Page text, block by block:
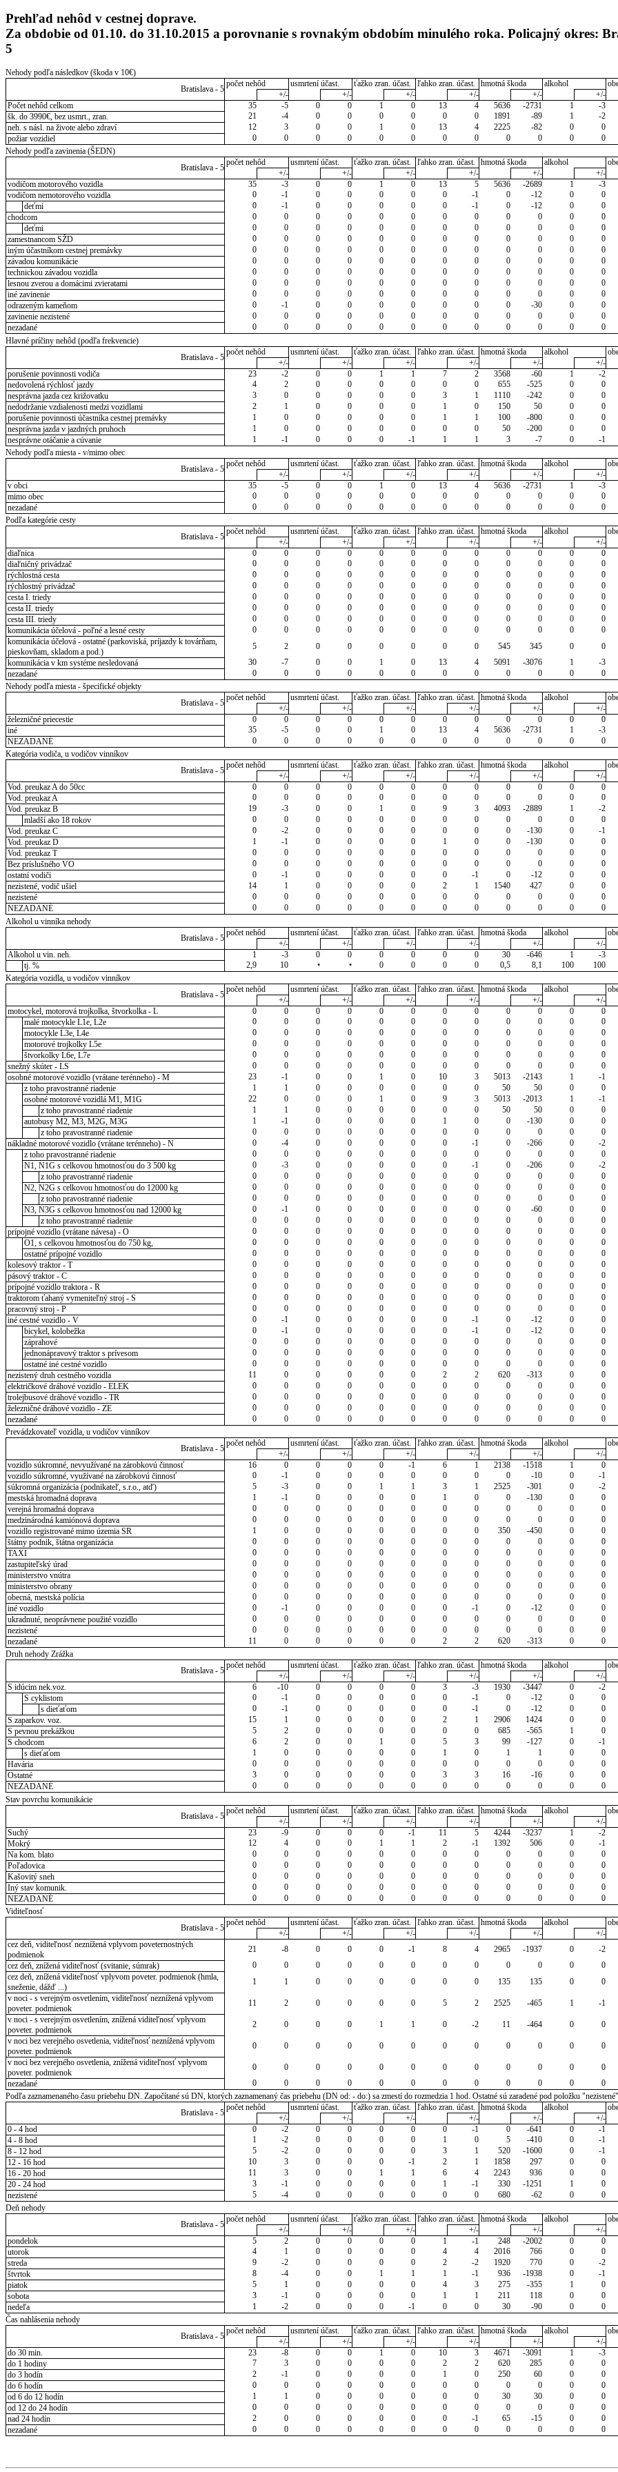
Prehľad nehôd v cestnej doprave.
Za obdobie od 01.10. do 31.10.2015 a porovnanie s rovnakým obdobím minulého roka. Policajný okres:
5
Nehody podľa následkov (škoda v 10€)
Bratislava - 5
počet nehôd usmrtení účast. ťažko zran. účast. ľahko zran. účast. hmotná škoda alkohol
+/-
+/- +/- +/- +/- +/-
Počet nehôd celkom
35 -5 0 0 1 0 13 4 5636 -2731 1 -3
šk. do 3990€, bez usmrt., zran.
21 -4 0 0 0 0 0 0 1891 -89 1 -2
neh. s násl. na živote alebo zdraví
12 3 0 0 1 0 13 4 2225 -82 0 0
požiar vozidiel
0 0 0 0 0 0 0 0 0 0 0 0
Nehody podľa zavinenia (ŠEDN)
Bratislava - 5
počet nehôd usmrtení účast. ťažko zran. účast. ľahko zran. účast. hmotná škoda alkohol
+/-
+/- +/- +/- +/- +/-
vodičom motorového vozidla
35 -3 0 0 1 0 13 5 5636 -2689 1 -3
vodičom nemotorového vozidla
0 -1 0 0 0 0 0 -1 0 -12 0 0
deťmi
0 -1 0 0 0 0 0 -1 0 -12 0 0
chodcom
0 0 0 0 0 0 0 0 0 0 0 0
deťmi
0 0 0 0 0 0 0 0 0 0 0 0
zamestnancom SŽD
0 0 0 0 0 0 0 0 0 0 0 0
iným účastníkom cestnej premávky
0 0 0 0 0 0 0 0 0 0 0 0
závadou komunikácie
0 0 0 0 0 0 0 0 0 0 0 0
technickou závadou vozidla
0 0 0 0 0 0 0 0 0 0 0 0
lesnou zverou a domácimi zvieratami
0 0 0 0 0 0 0 0 0 0 0 0
iné zavinenie
0 0 0 0 0 0 0 0 0 0 0 0
odrazeným kameňom
0 -1 0 0 0 0 0 0 0 -30 0 0
zavinenie nezistené
0 0 0 0 0 0 0 0 0 0 0 0
nezadané
0 0 0 0 0 0 0 0 0 0 0 0
Hlavné príčiny nehôd (podľa frekvencie)
Bratislava - 5
počet nehôd usmrtení účast. ťažko zran. účast. ľahko zran. účast. hmotná škoda alkohol
+/-
+/- +/- +/- +/- +/-
porušenie povinnosti vodiča
23 -2 0 0 1 1 7 2 3568 -60 1 -2
nedovolená rýchlosť jazdy
4 2 0 0 0 0 0 0 655 -525 0 0
nesprávna jazda cez križovatku
3 0 0 0 0 0 3 1 1110 -242 0 0
nedodržanie vzdialenosti medzi vozidlami
2 1 0 0 0 0 1 0 150 50 0 0
porušenie povinnosti účastníka cestnej premávky
1 0 0 0 0 0 1 1 100 -800 0 0
nesprávna jazda v jazdných pruhoch
1 0 0 0 0 0 0 0 50 -200 0 0
nesprávne otáčanie a cúvanie
1 -1 0 0 0 -1 1 1 3 -7 0 -1
Nehody podľa miesta - v/mimo obec
Bratislava - 5
počet nehôd usmrtení účast. ťažko zran. účast. ľahko zran. účast. hmotná škoda alkohol
+/-
+/- +/- +/- +/- +/-
v obci
35 -5 0 0 1 0 13 4 5636 -2731 1 -3
mimo obec
0 0 0 0 0 0 0 0 0 0 0 0
nezadané
0 0 0 0 0 0 0 0 0 0 0 0
Podľa kategórie cesty
Bratislava - 5
počet nehôd usmrtení účast. ťažko zran. účast. ľahko zran. účast. hmotná škoda alkohol
+/-
+/- +/- +/- +/- +/-
diaľnica
0 0 0 0 0 0 0 0 0 0 0 0
diaľničný privádzač
0 0 0 0 0 0 0 0 0 0 0 0
rýchlostná cesta
0 0 0 0 0 0 0 0 0 0 0 0
rýchlostný privádzač
0 0 0 0 0 0 0 0 0 0 0 0
cesta I. triedy
0 0 0 0 0 0 0 0 0 0 0 0
cesta II. triedy
0 0 0 0 0 0 0 0 0 0 0 0
cesta III. triedy
0 0 0 0 0 0 0 0 0 0 0 0
komunikácia účelová - poľné a lesné cesty
0 0 0 0 0 0 0 0 0 0 0 0
komunikácia účelová - ostatné (parkoviská, príjazdy k továrňam,
pieskovňam, skladom a pod.)
5 2 0 0 0 0 0 0 545 345 0 0
komunikácia v km systéme nesledovaná
30 -7 0 0 1 0 13 4 5091 -3076 1 -3
nezadané
0 0 0 0 0 0 0 0 0 0 0 0
Nehody podľa miesta - špecifické objekty
Bratislava - 5
počet nehôd usmrtení účast. ťažko zran. účast. ľahko zran. účast. hmotná škoda alkohol
+/-
+/- +/- +/- +/- +/-
železničné priecestie
0 0 0 0 0 0 0 0 0 0 0 0
iné
35 -5 0 0 1 0 13 4 5636 -2731 1 -3
NEZADANÉ
0 0 0 0 0 0 0 0 0 0 0 0
Kategória vodiča, u vodičov vinníkov
Bratislava - 5
počet nehôd usmrtení účast. ťažko zran. účast. ľahko zran. účast. hmotná škoda alkohol
+/-
+/- +/- +/- +/- +/-
Vod. preukaz A do 50cc
0 0 0 0 0 0 0 0 0 0 0 0
Vod. preukaz A
0 0 0 0 0 0 0 0 0 0 0 0
Vod. preukaz B
19 -3 0 0 1 0 9 3 4093 -2889 1 -2
mladší ako 18 rokov
0 0 0 0 0 0 0 0 0 0 0 0
Vod. preukaz C
0 -2 0 0 0 0 0 0 0 -130 0 -1
Vod. preukaz D
1 -1 0 0 0 0 1 0 0 -130 0 0
Vod. preukaz T
0 0 0 0 0 0 0 0 0 0 0 0
Bez príslušného VO
0 0 0 0 0 0 0 0 0 0 0 0
ostatní vodiči
0 -1 0 0 0 0 0 -1 0 -12 0 0
nezistené, vodič ušiel
14 1 0 0 0 0 2 1 1540 427 0 0
nezistené
0 0 0 0 0 0 0 0 0 0 0 0
NEZADANÉ
0 0 0 0 0 0 0 0 0 0 0 0
Alkohol u vinníka nehody
Bratislava - 5
počet nehôd usmrtení účast. ťažko zran. účast. ľahko zran. účast. hmotná škoda alkohol
+/-
+/- +/- +/- +/- +/-
Alkohol u vin. neh.
1 -3 0 0 0 0 0 0 30 -646 1 -3
tj. %
2,9 10 • • 0 0 0 0 0,5 8,1 100 100
Kategória vozidla, u vodičov vinníkov
Bratislava - 5
počet nehôd usmrtení účast. ťažko zran. účast. ľahko zran. účast. hmotná škoda alkohol
+/-
+/- +/- +/- +/- +/-
motocykel, motorová trojkolka, štvorkolka - L
0 0 0 0 0 0 0 0 0 0 0 0
malé motocykle L1e, L2e
0 0 0 0 0 0 0 0 0 0 0 0
motocykle L3e, L4e
0 0 0 0 0 0 0 0 0 0 0 0
motorové trojkolky L5e
0 0 0 0 0 0 0 0 0 0 0 0
štvorkolky L6e, L7e
0 0 0 0 0 0 0 0 0 0 0 0
snežný skúter - LS
0 0 0 0 0 0 0 0 0 0 0 0
osobné motorové vozidlo (vrátane terénneho) - M
23 -1 0 0 1 0 10 3 5013 -2143 1 -1
z toho pravostranné riadenie
1 1 0 0 0 0 0 0 50 50 0 0
osobné motorové vozidlá M1, M1G
22 0 0 0 1 0 9 3 5013 -2013 1 -1
z toho pravostranné riadenie
1 1 0 0 0 0 0 0 50 50 0 0
autobusy M2, M3, M2G, M3G
1 -1 0 0 0 0 1 0 0 -130 0 0
z toho pravostranné riadenie
0 0 0 0 0 0 0 0 0 0 0 0
nákladné motorové vozidlo (vrátane terénneho) - N
0 -4 0 0 0 0 0 -1 0 -266 0 -2
z toho pravostranné riadenie
0 0 0 0 0 0 0 0 0 0 0 0
N1, N1G s celkovou hmotnosťou do 3 500 kg
0 -3 0 0 0 0 0 -1 0 -206 0 -2
z toho pravostranné riadenie
0 0 0 0 0 0 0 0 0 0 0 0
N2, N2G s celkovou hmotnosťou do 12000 kg
0 0 0 0 0 0 0 0 0 0 0 0
z toho pravostranné riadenie
0 0 0 0 0 0 0 0 0 0 0 0
N3, N3G s celkovou hmotnosťou nad 12000 kg
0 -1 0 0 0 0 0 0 0 -60 0 0
z toho pravostranné riadenie
0 0 0 0 0 0 0 0 0 0 0 0
prípojné vozidlo (vrátane návesa) - O
0 0 0 0 0 0 0 0 0 0 0 0
O1, s celkovou hmotnosťou do 750 kg,
0 0 0 0 0 0 0 0 0 0 0 0
ostatné prípojné vozidlo
0 0 0 0 0 0 0 0 0 0 0 0
kolesový traktor - T
0 0 0 0 0 0 0 0 0 0 0 0
pásový traktor - C
0 0 0 0 0 0 0 0 0 0 0 0
prípojné vozidlo traktora - R
0 0 0 0 0 0 0 0 0 0 0 0
traktorom ťahaný vymeniteľný stroj - S
0 0 0 0 0 0 0 0 0 0 0 0
pracovný stroj - P
0 0 0 0 0 0 0 0 0 0 0 0
iné cestné vozidlo - V
0 -1 0 0 0 0 0 -1 0 -12 0 0
bicykel, kolobežka
0 -1 0 0 0 0 0 -1 0 -12 0 0
záprahové
0 0 0 0 0 0 0 0 0 0 0 0
jednonápravový traktor s prívesom
0 0 0 0 0 0 0 0 0 0 0 0
ostatné iné cestné vozidlo
0 0 0 0 0 0 0 0 0 0 0 0
nezistený druh cestného vozidla
11 0 0 0 0 0 2 2 620 -313 0 0
električkové dráhové vozidlo - ELEK
0 0 0 0 0 0 0 0 0 0 0 0
trolejbusové dráhové vozidlo - TR
0 0 0 0 0 0 0 0 0 0 0 0
železničné dráhové vozidlo - ZE
0 0 0 0 0 0 0 0 0 0 0 0
nezadané
0 0 0 0 0 0 0 0 0 0 0 0
Prevádzkovateľ vozidla, u vodičov vinníkov
Bratislava - 5
počet nehôd usmrtení účast. ťažko zran. účast. ľahko zran. účast. hmotná škoda alkohol
+/-
+/- +/- +/- +/- +/-
vozidlo súkromné, nevyužívané na zárobkovú činnosť
16 0 0 0 0 -1 6 1 2138 -1518 1 0
vozidlo súkromné, využívané na zárobkovú činnosť
0 -1 0 0 0 0 0 0 0 -10 0 -1
súkromná organizácia (podnikateľ, s.r.o., atď)
5 -3 0 0 1 1 3 1 2525 -301 0 -2
mestská hromadná doprava
1 -1 0 0 0 0 1 0 0 -130 0 0
verejná hromadná doprava
0 0 0 0 0 0 0 0 0 0 0 0
medzinárodná kamiónová doprava
0 0 0 0 0 0 0 0 0 0 0 0
vozidlo registrované mimo územia SR
1 0 0 0 0 0 0 0 350 -450 0 0
štátny podnik, štátna organizácia
0 0 0 0 0 0 0 0 0 0 0 0
TAXI
0 0 0 0 0 0 0 0 0 0 0 0
zastupiteľský úrad
0 0 0 0 0 0 0 0 0 0 0 0
ministerstvo vnútra
0 0 0 0 0 0 0 0 0 0 0 0
ministerstvo obrany
0 0 0 0 0 0 0 0 0 0 0 0
obecná, mestská polícia
0 0 0 0 0 0 0 0 0 0 0 0
iné vozidlo
0 -1 0 0 0 0 0 -1 0 -12 0 0
ukradnuté, neoprávnene použité vozidlo
0 0 0 0 0 0 0 0 0 0 0 0
nezistené
0 0 0 0 0 0 0 0 0 0 0 0
nezadané
11 0 0 0 0 0 2 2 620 -313 0 0
Druh nehody Zrážka
Bratislava - 5
počet nehôd usmrtení účast. ťažko zran. účast. ľahko zran. účast. hmotná škoda alkohol
+/-
+/- +/- +/- +/- +/-
S idúcim nek.voz.
6 -10 0 0 0 0 3 -3 1930 -3447 0 -2
S cyklistom
0 -1 0 0 0 0 0 -1 0 -12 0 0
s dieťaťom
0 -1 0 0 0 0 0 -1 0 -12 0 0
S zaparkov. voz.
15 1 0 0 0 0 2 1 2906 1424 0 0
S pevnou prekážkou
5 2 0 0 0 0 0 0 685 -565 1 0
S chodcom
6 2 0 0 1 0 5 3 99 -127 0 -1
s dieťaťom
1 0 0 0 0 0 1 0 1 1 0 0
Havária
0 0 0 0 0 0 0 0 0 0 0 0
Ostatné
3 0 0 0 0 0 3 3 16 -16 0 0
NEZADANÉ
0 0 0 0 0 0 0 0 0 0 0 0
Stav povrchu komunikácie
Bratislava - 5
počet nehôd usmrtení účast. ťažko zran. účast. ľahko zran. účast. hmotná škoda alkohol
+/-
+/- +/- +/- +/- +/-
Suchý
23 -9 0 0 0 -1 11 5 4244 -3237 1 -2
Mokrý
12 4 0 0 1 1 2 -1 1392 506 0 -1
Na kom. blato
0 0 0 0 0 0 0 0 0 0 0 0
Poľadovica
0 0 0 0 0 0 0 0 0 0 0 0
Kašovitý sneh
0 0 0 0 0 0 0 0 0 0 0 0
Iný stav komunik.
0 0 0 0 0 0 0 0 0 0 0 0
NEZADANÉ
0 0 0 0 0 0 0 0 0 0 0 0
Viditeľnosť
Bratislava - 5
počet nehôd usmrtení účast. ťažko zran. účast. ľahko zran. účast. hmotná škoda alkohol
+/-
+/- +/- +/- +/- +/-
cez deň, viditeľnosť neznížená vplyvom poveternostných
podmienok
21 -8 0 0 0 -1 8 4 2965 -1937 0 -2
cez deň, znížená viditeľnosť (svitanie, súmrak)
0 0 0 0 0 0 0 0 0 0 0 0
cez deň, znížená viditeľnosť vplyvom poveter. podmienok (hmla,
sneženie, dážď ...)
1 1 0 0 0 0 0 0 135 135 0 0
v noci - s verejným osvetlením, viditeľnosť neznížená vplyvom
poveter. podmienok
11 2 0 0 0 0 5 2 2525 -465 1 -1
v noci - s verejným osvetlením, znížená viditeľnosť vplyvom
poveter. podmienok
2 0 0 0 1 1 0 -2 11 -464 0 0
v noci bez verejného osvetlenia, viditeľnosť neznížená vplyvom
poveter. podmienok
0 0 0 0 0 0 0 0 0 0 0 0
v noci bez verejného osvetlenia, znížená viditeľnosť vplyvom
poveter. podmienok
0 0 0 0 0 0 0 0 0 0 0 0
nezadané
0 0 0 0 0 0 0 0 0 0 0 0
Podľa zaznamenaného času priebehu DN. Započítané sú DN, ktorých zaznamenaný čas priebehu (DN od: - do:) sa zmestí do rozmedzia 1 hod. Ostatné sú zaradené pod položku "nezistené"
Bratislava - 5
počet nehôd usmrtení účast. ťažko zran. účast. ľahko zran. účast. hmotná škoda alkohol
+/-
+/- +/- +/- +/- +/-
0 - 4 hod
0 -2 0 0 0 0 0 -1 0 -641 0 -1
4 - 8 hod
1 -2 0 0 0 0 1 0 5 -410 0 -1
8 - 12 hod
5 -2 0 0 0 0 3 1 520 -1600 0 -1
12 - 16 hod
10 3 0 0 0 -1 2 1 1858 297 0 0
16 - 20 hod
11 3 0 0 1 1 6 4 2243 936 0 0
20 - 24 hod
3 -1 0 0 0 0 1 -1 330 -1251 1 0
nezistené
5 -4 0 0 0 0 0 0 680 -62 0 0
Deň nehody
Bratislava - 5
počet nehôd usmrtení účast. ťažko zran. účast. ľahko zran. účast. hmotná škoda alkohol
+/-
+/- +/- +/- +/- +/-
pondelok
5 2 0 0 0 0 1 -1 248 -2002 0 0
utorok
4 1 0 0 0 0 4 4 2016 766 0 0
streda
9 -2 0 0 0 0 2 -2 1920 770 0 -2
štvrtok
8 -4 0 0 1 1 1 -1 936 -1938 0 -1
piatok
5 1 0 0 0 0 4 3 275 -355 1 0
sobota
3 -1 0 0 0 0 1 1 211 118 0 0
nedeľa
1 -2 0 0 0 -1 0 0 30 -90 0 0
Čas nahlásenia nehody
Bratislava - 5
počet nehôd usmrtení účast. ťažko zran. účast. ľahko zran. účast. hmotná škoda alkohol
+/-
+/- +/- +/- +/- +/-
do 30 min.
23 -8 0 0 1 0 10 3 4671 -3091 1 -3
do 1 hodiny
7 3 0 0 0 0 2 2 620 285 0 0
do 3 hodín
2 -1 0 0 0 0 1 0 250 60 0 0
do 6 hodín
0 0 0 0 0 0 0 0 0 0 0 0
od 6 do 12 hodín
1 1 0 0 0 0 0 0 30 30 0 0
od 12 do 24 hodín
0 0 0 0 0 0 0 0 0 0 0 0
nad 24 hodín
2 0 0 0 0 0 0 -1 65 -15 0 0
nezadané
0 0 0 0 0 0 0 0 0 0 0 0